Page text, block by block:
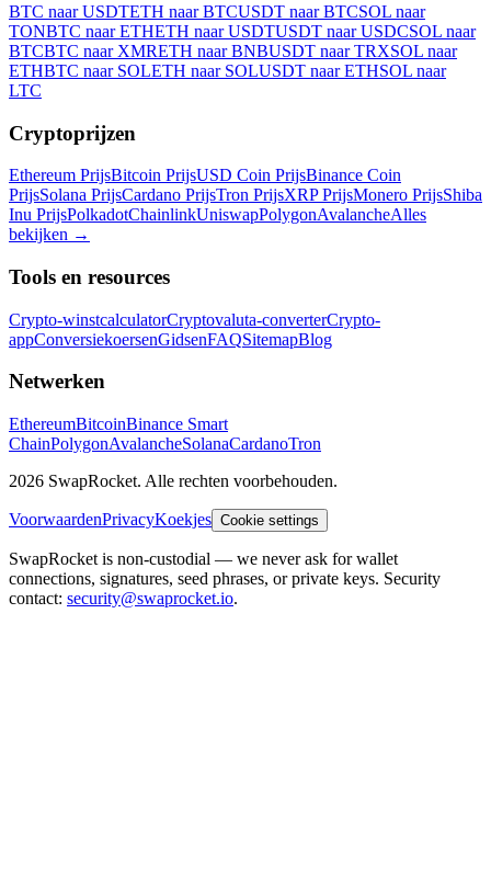
BTC naar USDTETH naar BTCUSDT naar BTCSOL naar
TONBTC naar ETHETH naar USDTUSDT naar USDCSOL naar
BTCBTC naar XMRETH naar BNBUSDT naar TRXSOL naar
ETHBTC naar SOLETH naar SOLUSDT naar ETHSOL naar
LTC
Cryptoprijzen
Ethereum PrijsBitcoin PrijsUSD Coin PrijsBinance Coin
PrijsSolana PrijsCardano PrijsTron PrijsXRP PrijsMonero PrijsShiba
Inu PrijsPolkadotChainlinkUniswapPolygonAvalancheAlles
bekijken →
Tools en resources
Crypto-winstcalculatorCryptovaluta-converterCrypto-
appConversiekoersenGidsenFAQSitemapBlog
Netwerken
EthereumBitcoinBinance Smart
ChainPolygonAvalancheSolanaCardanoTron
2026 SwapRocket. Alle rechten voorbehouden.
VoorwaardenPrivacyKoekjes Cookie settings
SwapRocket is non-custodial — we never ask for wallet
connections, signatures, seed phrases, or private keys. Security
contact: security@swaprocket.io.